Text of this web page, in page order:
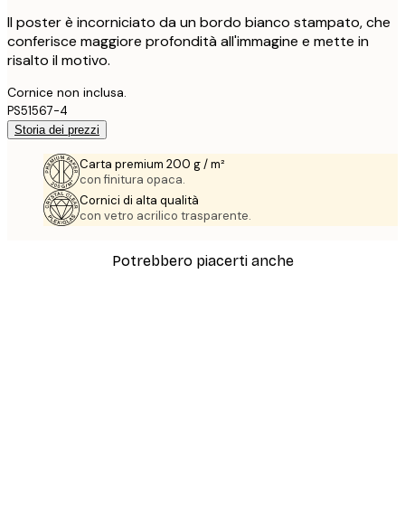
Il poster è incorniciato da un bordo bianco stampato, che
conferisce maggiore profondità all'immagine e mette in
risalto il motivo.
Cornice non inclusa.
PS51567-4
Storia dei prezzi
Carta premium 200 g / m²
con finitura opaca.
Cornici di alta qualità
con vetro acrilico trasparente.
Potrebbero piacerti anche